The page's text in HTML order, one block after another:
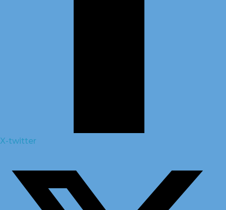
X-twitter